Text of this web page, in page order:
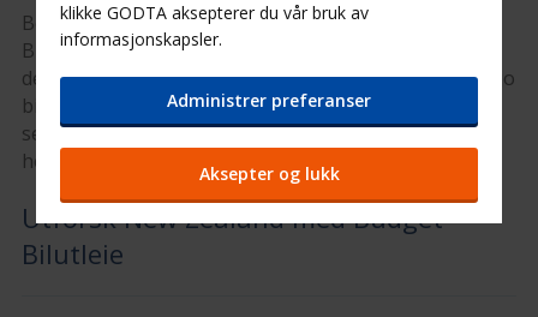
Bestill leiebil i New Zealand fra Budget Bilutleie. Hos
Budget kan du bestille billig leiebil til nesten alle
destinasjoner i New Zealand. Jo tidligere du bestiller, jo
billigere er det. Hvis du bestiller tilleggsutstyr og
service i dag sørger vi for at alt er klart når du skal
hente bilen.
Utforsk New Zealand med Budget
Bilutleie
klikke GODTA aksepterer du vår bruk av
informasjonskapsler.
Administrer preferanser
Aksepter og lukk